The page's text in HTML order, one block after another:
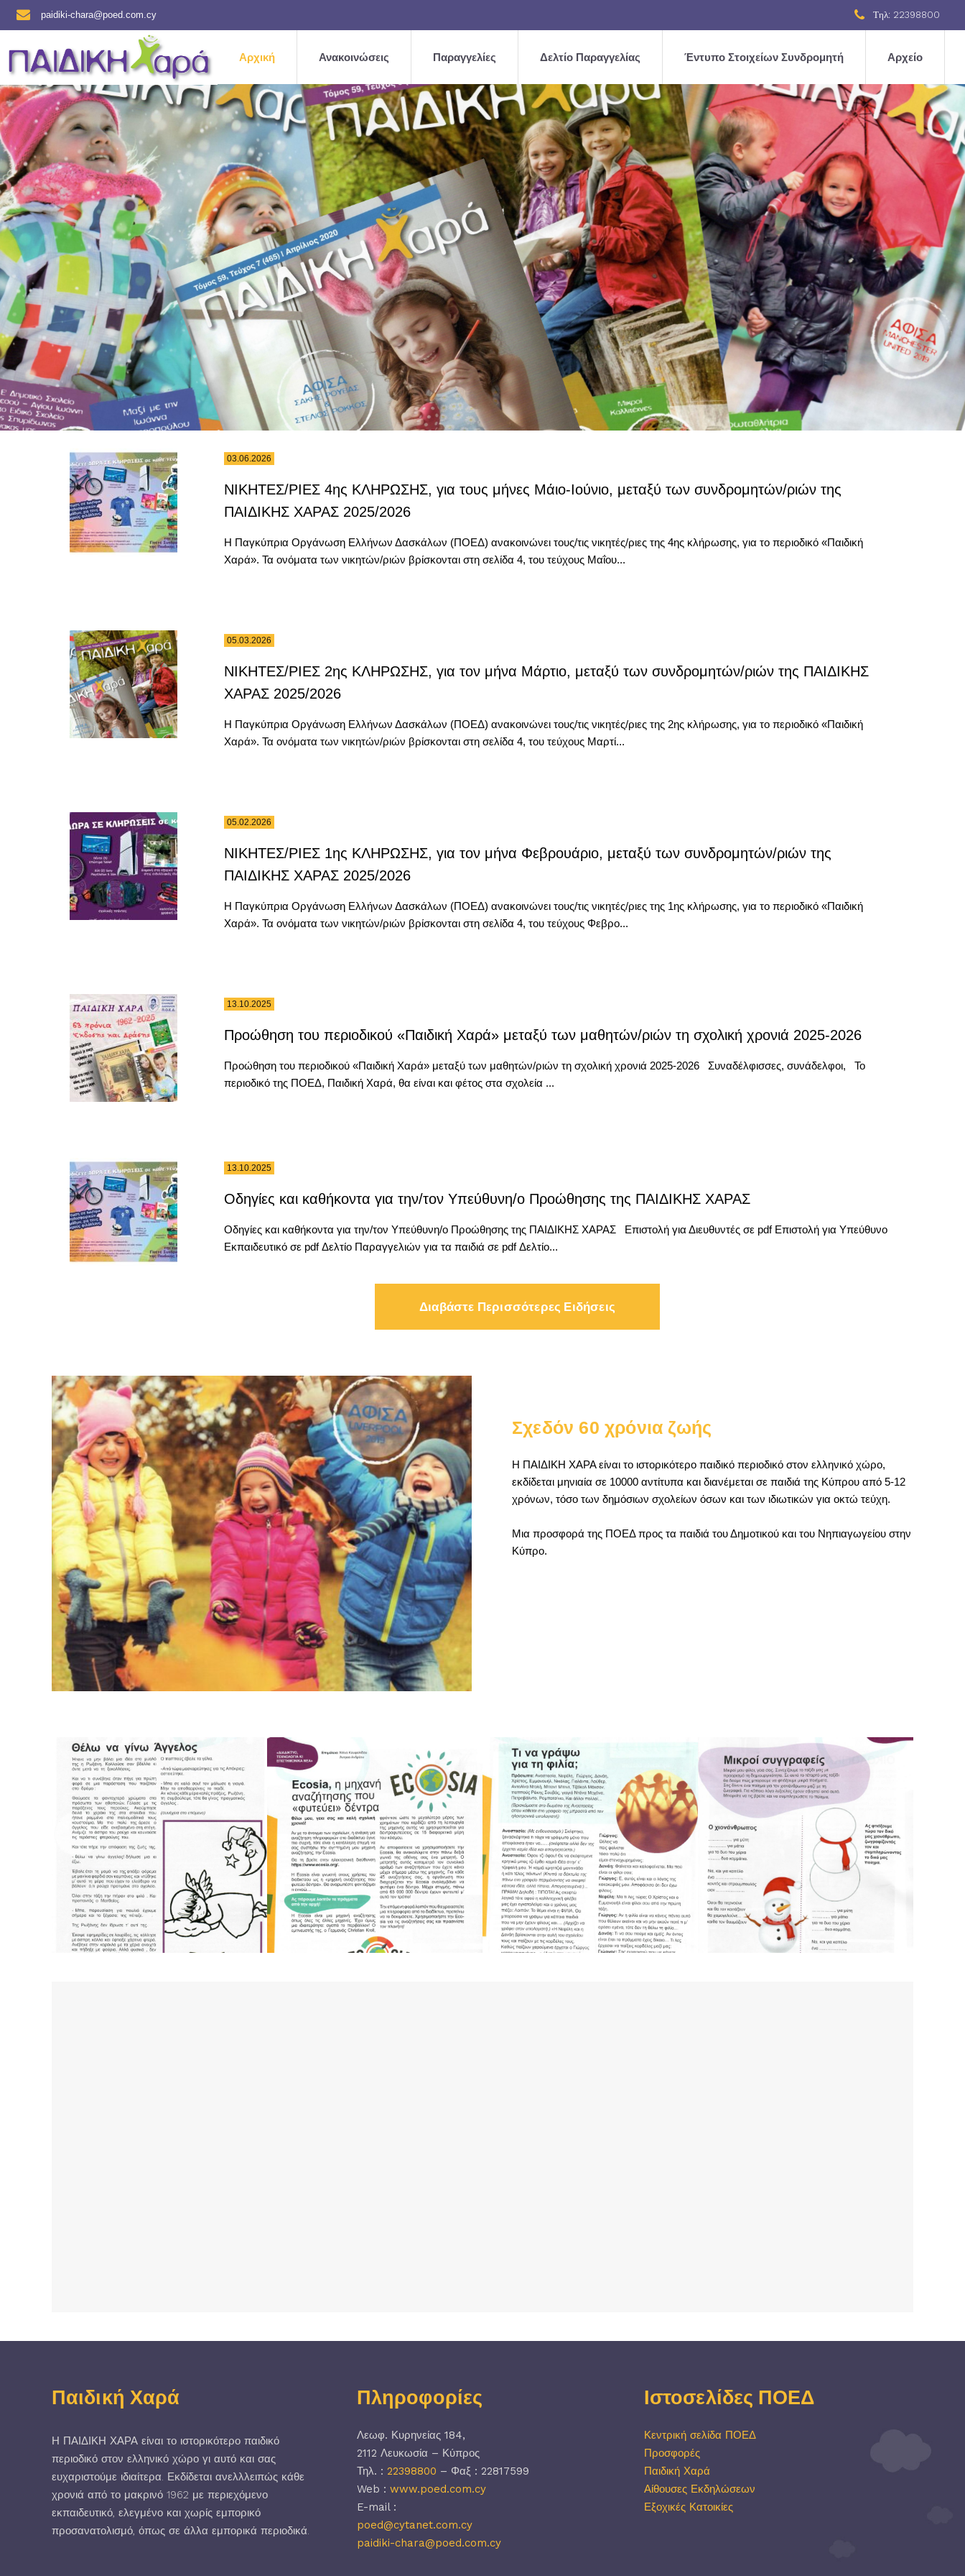
paidiki-chara@poed.com.cy Τηλ: 22398800
Αρχική Ανακοινώσεις Παραγγελίες Δελτίο Παραγγελίας Έντυπο Στοιχείων Συνδρομητή Αρχείο
03.06.2026
ΝΙΚΗΤΕΣ/ΡΙΕΣ 4ης ΚΛΗΡΩΣΗΣ, για τους μήνες Μάιο-Ιούνιο, μεταξύ των συνδρομητών/ριών της
ΠΑΙΔΙΚΗΣ ΧΑΡΑΣ 2025/2026
Η Παγκύπρια Οργάνωση Ελλήνων Δασκάλων (ΠΟΕΔ) ανακοινώνει τους/τις νικητές/ριες της 4ης κλήρωσης, για το περιοδικό «Παιδική
Χαρά». Τα ονόματα των νικητών/ριών βρίσκονται στη σελίδα 4, του τεύχους Μαΐου...
05.03.2026
ΝΙΚΗΤΕΣ/ΡΙΕΣ 2ης ΚΛΗΡΩΣΗΣ, για τον μήνα Μάρτιο, μεταξύ των συνδρομητών/ριών της ΠΑΙΔΙΚΗΣ
ΧΑΡΑΣ 2025/2026
Η Παγκύπρια Οργάνωση Ελλήνων Δασκάλων (ΠΟΕΔ) ανακοινώνει τους/τις νικητές/ριες της 2ης κλήρωσης, για το περιοδικό «Παιδική
Χαρά». Τα ονόματα των νικητών/ριών βρίσκονται στη σελίδα 4, του τεύχους Μαρτί...
05.02.2026
ΝΙΚΗΤΕΣ/ΡΙΕΣ 1ης ΚΛΗΡΩΣΗΣ, για τον μήνα Φεβρουάριο, μεταξύ των συνδρομητών/ριών της
ΠΑΙΔΙΚΗΣ ΧΑΡΑΣ 2025/2026
Η Παγκύπρια Οργάνωση Ελλήνων Δασκάλων (ΠΟΕΔ) ανακοινώνει τους/τις νικητές/ριες της 1ης κλήρωσης, για το περιοδικό «Παιδική
Χαρά». Τα ονόματα των νικητών/ριών βρίσκονται στη σελίδα 4, του τεύχους Φεβρο...
13.10.2025
Προώθηση του περιοδικού «Παιδική Χαρά» μεταξύ των μαθητών/ριών τη σχολική χρονιά 2025-2026
Προώθηση του περιοδικού «Παιδική Χαρά» μεταξύ των μαθητών/ριών τη σχολική χρονιά 2025-2026 Συναδέλφισσες, συνάδελφοι, Το
περιοδικό της ΠΟΕΔ, Παιδική Χαρά, θα είναι και φέτος στα σχολεία ...
13.10.2025
Οδηγίες και καθήκοντα για την/τον Υπεύθυνη/ο Προώθησης της ΠΑΙΔΙΚΗΣ ΧΑΡΑΣ
Οδηγίες και καθήκοντα για την/τον Υπεύθυνη/ο Προώθησης της ΠΑΙΔΙΚΗΣ ΧΑΡΑΣ Επιστολή για Διευθυντές σε pdf Επιστολή για Υπεύθυνο
Εκπαιδευτικό σε pdf Δελτίο Παραγγελιών για τα παιδιά σε pdf Δελτίο...
Διαβάστε Περισσότερες Ειδήσεις
Σχεδόν 60 χρόνια ζωής
Η ΠΑΙΔΙΚΗ ΧΑΡΑ είναι το ιστορικότερο παιδικό περιοδικό στον ελληνικό χώρο,
εκδίδεται μηνιαία σε 10000 αντίτυπα και διανέμεται σε παιδιά της Κύπρου από 5-12
χρόνων, τόσο των δημόσιων σχολείων όσων και των ιδιωτικών για οκτώ τεύχη.
Μια προσφορά της ΠΟΕΔ προς τα παιδιά του Δημοτικού και του Νηπιαγωγείου στην
Κύπρο.
Παιδική Χαρά
Η ΠΑΙΔΙΚΗ ΧΑΡΑ είναι το ιστορικότερο παιδικό
περιοδικό στον ελληνικό χώρο γι αυτό και σας
ευχαριστούμε ιδιαίτερα. Εκδίδεται ανελλλειπώς κάθε
χρονιά από το μακρινό 1962 με περιεχόμενο
εκπαιδευτικό, ελεγμένο και χωρίς εμπορικό
προσανατολισμό, όπως σε άλλα εμπορικά περιοδικά.
Πληροφορίες
Λεωφ. Κυρηνείας 184,
2112 Λευκωσία – Κύπρος
Τηλ. : 22398800 – Φαξ : 22817599
Web : www.poed.com.cy
E-mail :
poed@cytanet.com.cy
paidiki-chara@poed.com.cy
Ιστοσελίδες ΠΟΕΔ
Κεντρική σελίδα ΠΟΕΔ
Προσφορές
Παιδική Χαρά
Αίθουσες Εκδηλώσεων
Εξοχικές Κατοικίες